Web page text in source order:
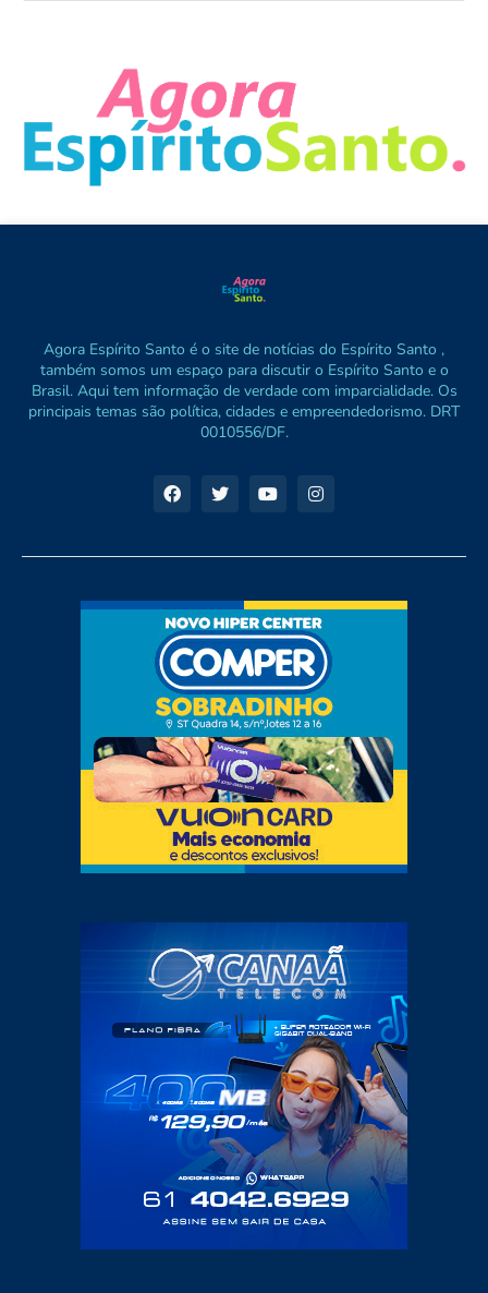
Agora Espírito Santo é o site de notícias do Espírito Santo ,
também somos um espaço para discutir o Espírito Santo e o
Brasil. Aqui tem informação de verdade com imparcialidade. Os
principais temas são política, cidades e empreendedorismo. DRT
0010556/DF.